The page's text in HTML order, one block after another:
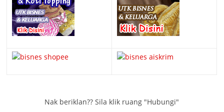
Nak beriklan?? Sila klik ruang "Hubungi"